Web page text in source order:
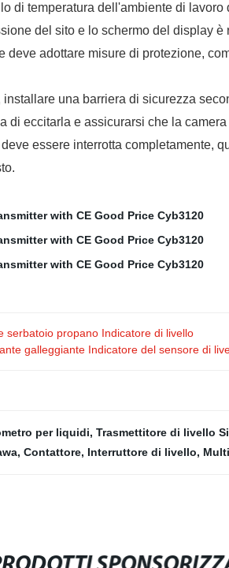
di temperatura dell'ambiente di lavoro
del sito e lo schermo del display
adottare misure di protezione,
una barriera di sicurezza
eccitarla e assicurarsi che la
essere interrotta completamente,
serbatoio propano Indicatore di livello
galleggiante Indicatore del sensore di
per liquidi, Trasmettitore di livello
, Contattore, Interruttore di livello,